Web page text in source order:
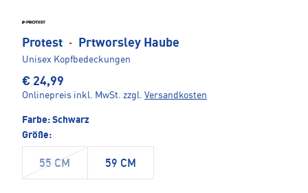
Protest · Prtworsley Haube
Unisex Kopfbedeckungen
€ 24,99
Onlinepreis inkl. MwSt. zzgl. Versandkosten
Farbe: Schwarz
Größe:
55 CM 59 CM